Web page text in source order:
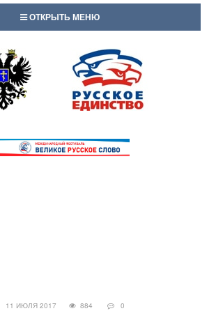
ОТКРЫТЬ МЕНЮ
11 ИЮЛЯ 2017 884 0